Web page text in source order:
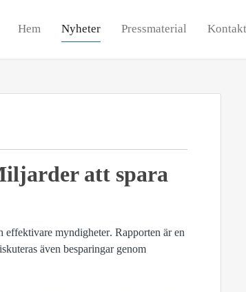
Hem Nyheter Pressmaterial
att spara
myndigheter. Rapporten är en
även besparingar genom